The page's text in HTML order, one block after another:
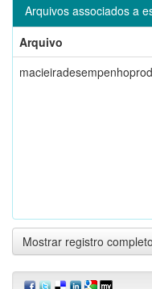
Arquivos associados a
Arquivo
Mostrar registro